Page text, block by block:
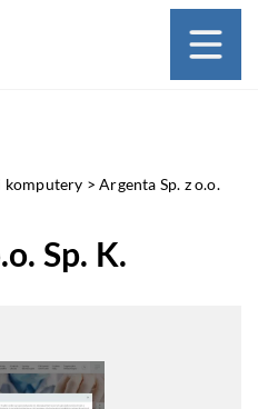
komputery >Argenta Sp. z o.o.
Sp. K.